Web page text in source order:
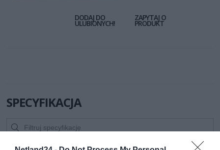
DODAJ DO
ULUBIONYCH!
ZAPYTAJ O
PRODUKT
SPECYFIKACJA